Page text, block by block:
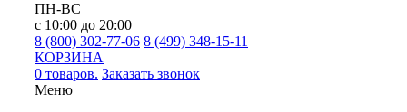
ПН-ВС
с 10:00 до 20:00
8 (800) 302-77-06 8 (499) 348-15-11
КОРЗИНА
0 товаров. Заказать звонок
Меню